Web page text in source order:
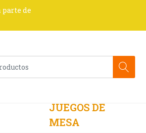
parte de
JUEGOS DE
MESA